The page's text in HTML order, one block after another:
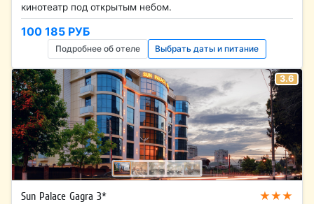
кинотеатр под открытым небом.
100 185 РУБ
Подробнее об отеле Выбрать даты и питание
3.6
Sun Palace Gagra 3* ★★★